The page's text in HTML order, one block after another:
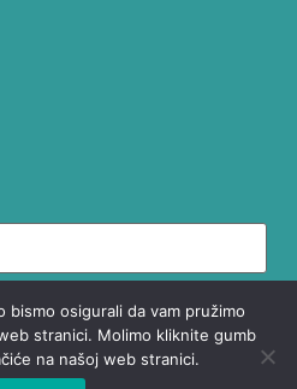
bismo osigurali da vam pružimo
stranici. Molimo kliknite gumb
na našoj web stranici.